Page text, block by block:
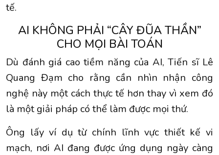
tế.
AI KHÔNG PHẢI “CÂY ĐŨA THẦN”
CHO MỌI BÀI TOÁN
Dù đánh giá cao tiềm năng của AI, Tiến sĩ Lê
Quang Đạm cho rằng cần nhìn nhận công
nghệ này một cách thực tế hơn thay vì xem đó
là một giải pháp có thể làm được mọi thứ.
Ông lấy ví dụ từ chính lĩnh vực thiết kế vi
mạch, nơi AI đang được ứng dụng ngày càng